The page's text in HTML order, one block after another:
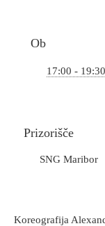
Ob
17:00 - 19:30
Prizorišče
SNG Maribor
Koreografija